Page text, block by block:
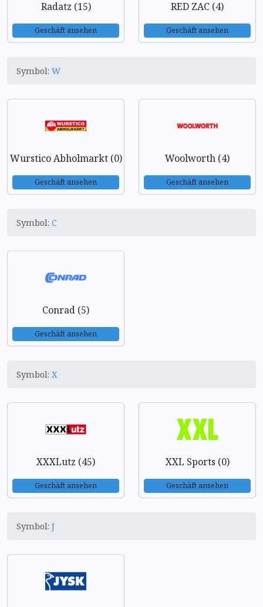
Radatz (15)
Geschäft ansehen
RED ZAC (4)
Geschäft ansehen
Symbol: W
Wurstico Abholmarkt (0)
Geschäft ansehen
Woolworth (4)
Geschäft ansehen
Symbol: C
Conrad (5)
Geschäft ansehen
Symbol: X
XXXLutz (45)
Geschäft ansehen
XXL Sports (0)
Geschäft ansehen
Symbol: J